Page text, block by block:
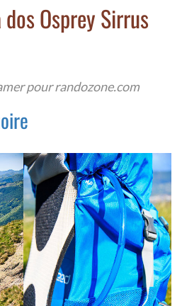
Osprey Sirrus
pour randozone.com